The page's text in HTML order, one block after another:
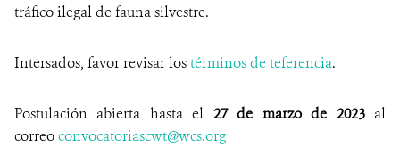
tráfico ilegal de fauna silvestre.
Intersados, favor revisar lostérminos de teferencia.
Postulación abierta hasta el 27 de marzo de 2023 al
correoconvocatoriascwt@wcs.org